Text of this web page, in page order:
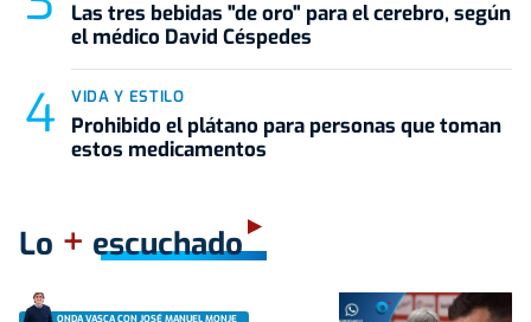
Las tres bebidas "de oro" para el cerebro, según
el médico David Céspedes
VIDA Y ESTILO
Prohibido el plátano para personas que toman
estos medicamentos
Lo + escuchado